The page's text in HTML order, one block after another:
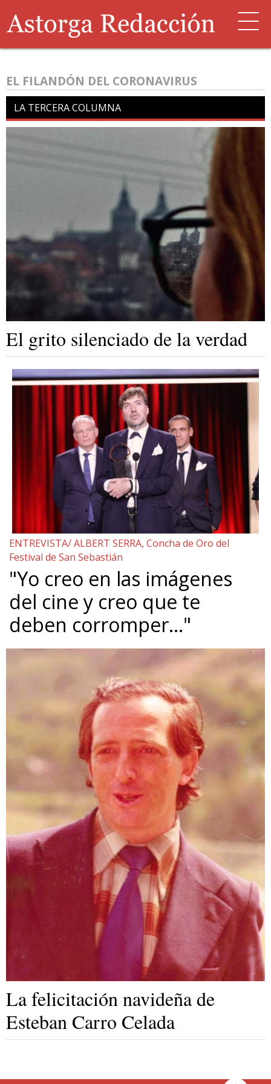
EL FILANDÓN DEL CORONAVIRUS
LA TERCERA COLUMNA
El grito silenciado de la verdad
ENTREVISTA/ ALBERT SERRA, Concha de Oro del
Festival de San Sebastián
"Yo creo en las imágenes
del cine y creo que te
deben corromper…"
La felicitación navideña de
Esteban Carro Celada